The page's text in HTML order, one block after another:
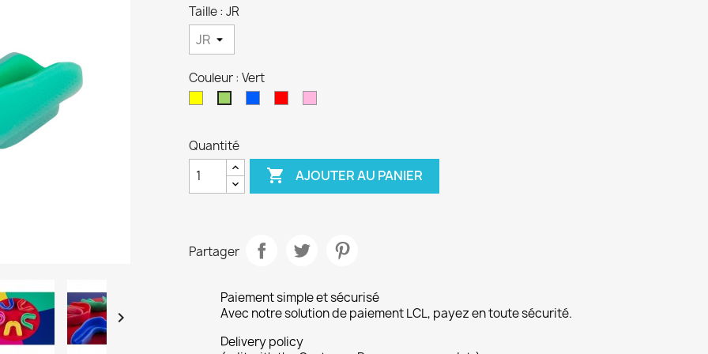

Taille : JR
Couleur : Vert
Quantité
 AJOUTER AU PANIER
Partager
Paiement simple et sécurisé
Avec notre solution de paiement LCL, payez en toute sécurité.
Delivery policy